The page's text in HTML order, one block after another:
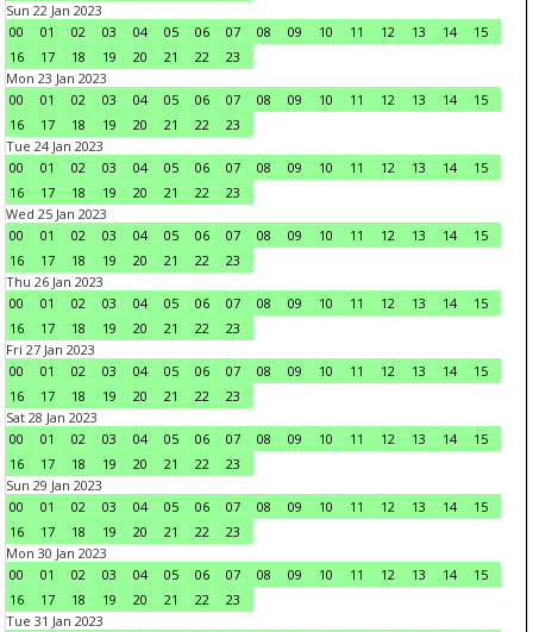
Sun 22 Jan 2023
00
01 02 03 04 05 06 07 08 09 10 11 12 13 14
15
16
17 18 19 20 21 22
23
Mon 23 Jan 2023
00
01 02 03 04 05 06 07 08 09 10 11 12 13 14
15
16
17 18 19 20 21 22
23
Tue 24 Jan 2023
00
01 02 03 04 05 06 07 08 09 10 11 12 13 14
15
16
17 18 19 20 21 22
23
Wed 25 Jan 2023
00
01 02 03 04 05 06 07 08 09 10 11 12 13 14
15
16
17 18 19 20 21 22
23
Thu 26 Jan 2023
00
01 02 03 04 05 06 07 08 09 10 11 12 13 14
15
16
17 18 19 20 21 22
23
Fri 27 Jan 2023
00
01 02 03 04 05 06 07 08 09 10 11 12 13 14
15
16
17 18 19 20 21 22
23
Sat 28 Jan 2023
00
01 02 03 04 05 06 07 08 09 10 11 12 13 14
15
16
17 18 19 20 21 22
23
Sun 29 Jan 2023
00
01 02 03 04 05 06 07 08 09 10 11 12 13 14
15
16
17 18 19 20 21 22
23
Mon 30 Jan 2023
00
01 02 03 04 05 06 07 08 09 10 11 12 13 14
15
16
17 18 19 20 21 22
23
Tue 31 Jan 2023